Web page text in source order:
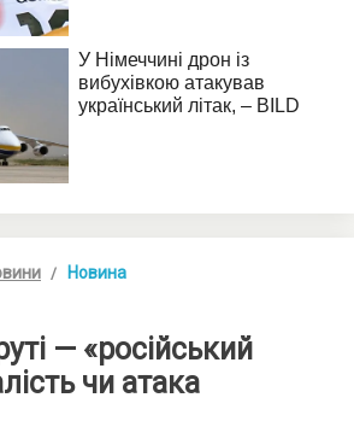
Новина
— «російський
чи атака